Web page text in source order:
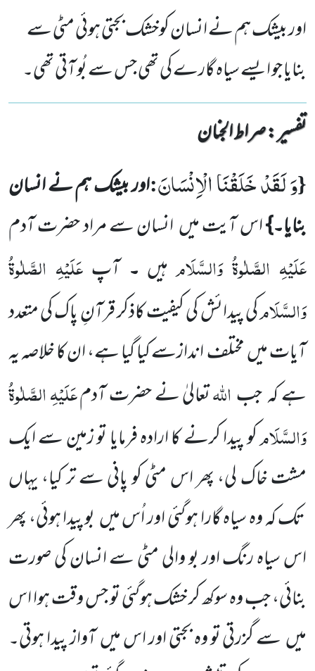
اور بیشک ہم نے انسان کوخشک بجتی ہوئی مٹی سے
بنایا جو ایسے سیاہ گارے کی تھی جس سے بُو آتی تھی۔
تفسیر : ‎صراط الجنان
{وَ لَقَدْ خَلَقْنَا الْاِنْسَانَ:اور بیشک ہم نے انسان
بنایا۔}اس آیت میںانسان سے مراد حضرت آدم
عَلَیْہِ الصَّلٰوۃُ وَالسَّلَامہیں ۔آپعَلَیْہِ الصَّلٰوۃُ
وَالسَّلَامکی پیدائش کی کیفیت کاذکر قرآنِ پاک کی متعدد
آیات میںمختلف اندازسےکیا گیا ہے، ان کا خلاصہ یہ
ہے کہجباللّٰہتعالیٰ نے حضرت آدمعَلَیْہِ الصَّلٰوۃُ
وَالسَّلَامکو پیدا کرنے کا ارادہ فرمایا تو زمین سے ایک
مشت خاک لی، پھر اس مٹی کو پانی سے تر کیا، یہاں
تک کہ وہ سیاہ گارا ہوگئی اور اُس میںبو پیدا ہوئی، پھر
اس سیاہ رنگ اور بو والی مٹی سے انسان کی صورت
بنائی، جب وہ سوکھ کر خشک ہوگئی تو جس وقت ہوا اس
میںسے گزرتی تو وہ بجتی اور اس میںآواز پیدا ہوتی۔